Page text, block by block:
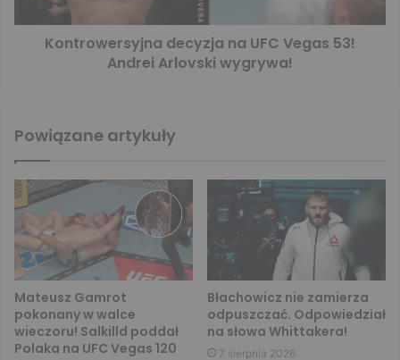
Kontrowersyjna decyzja na UFC Vegas 53!
Andrei Arlovski wygrywa!
Powiązane artykuły
Mateusz Gamrot
pokonany w walce
wieczoru! Salkilld poddał
Polaka na UFC Vegas 120
Błachowicz nie zamierza
odpuszczać. Odpowiedział
na słowa Whittakera!
7 sierpnia 2026